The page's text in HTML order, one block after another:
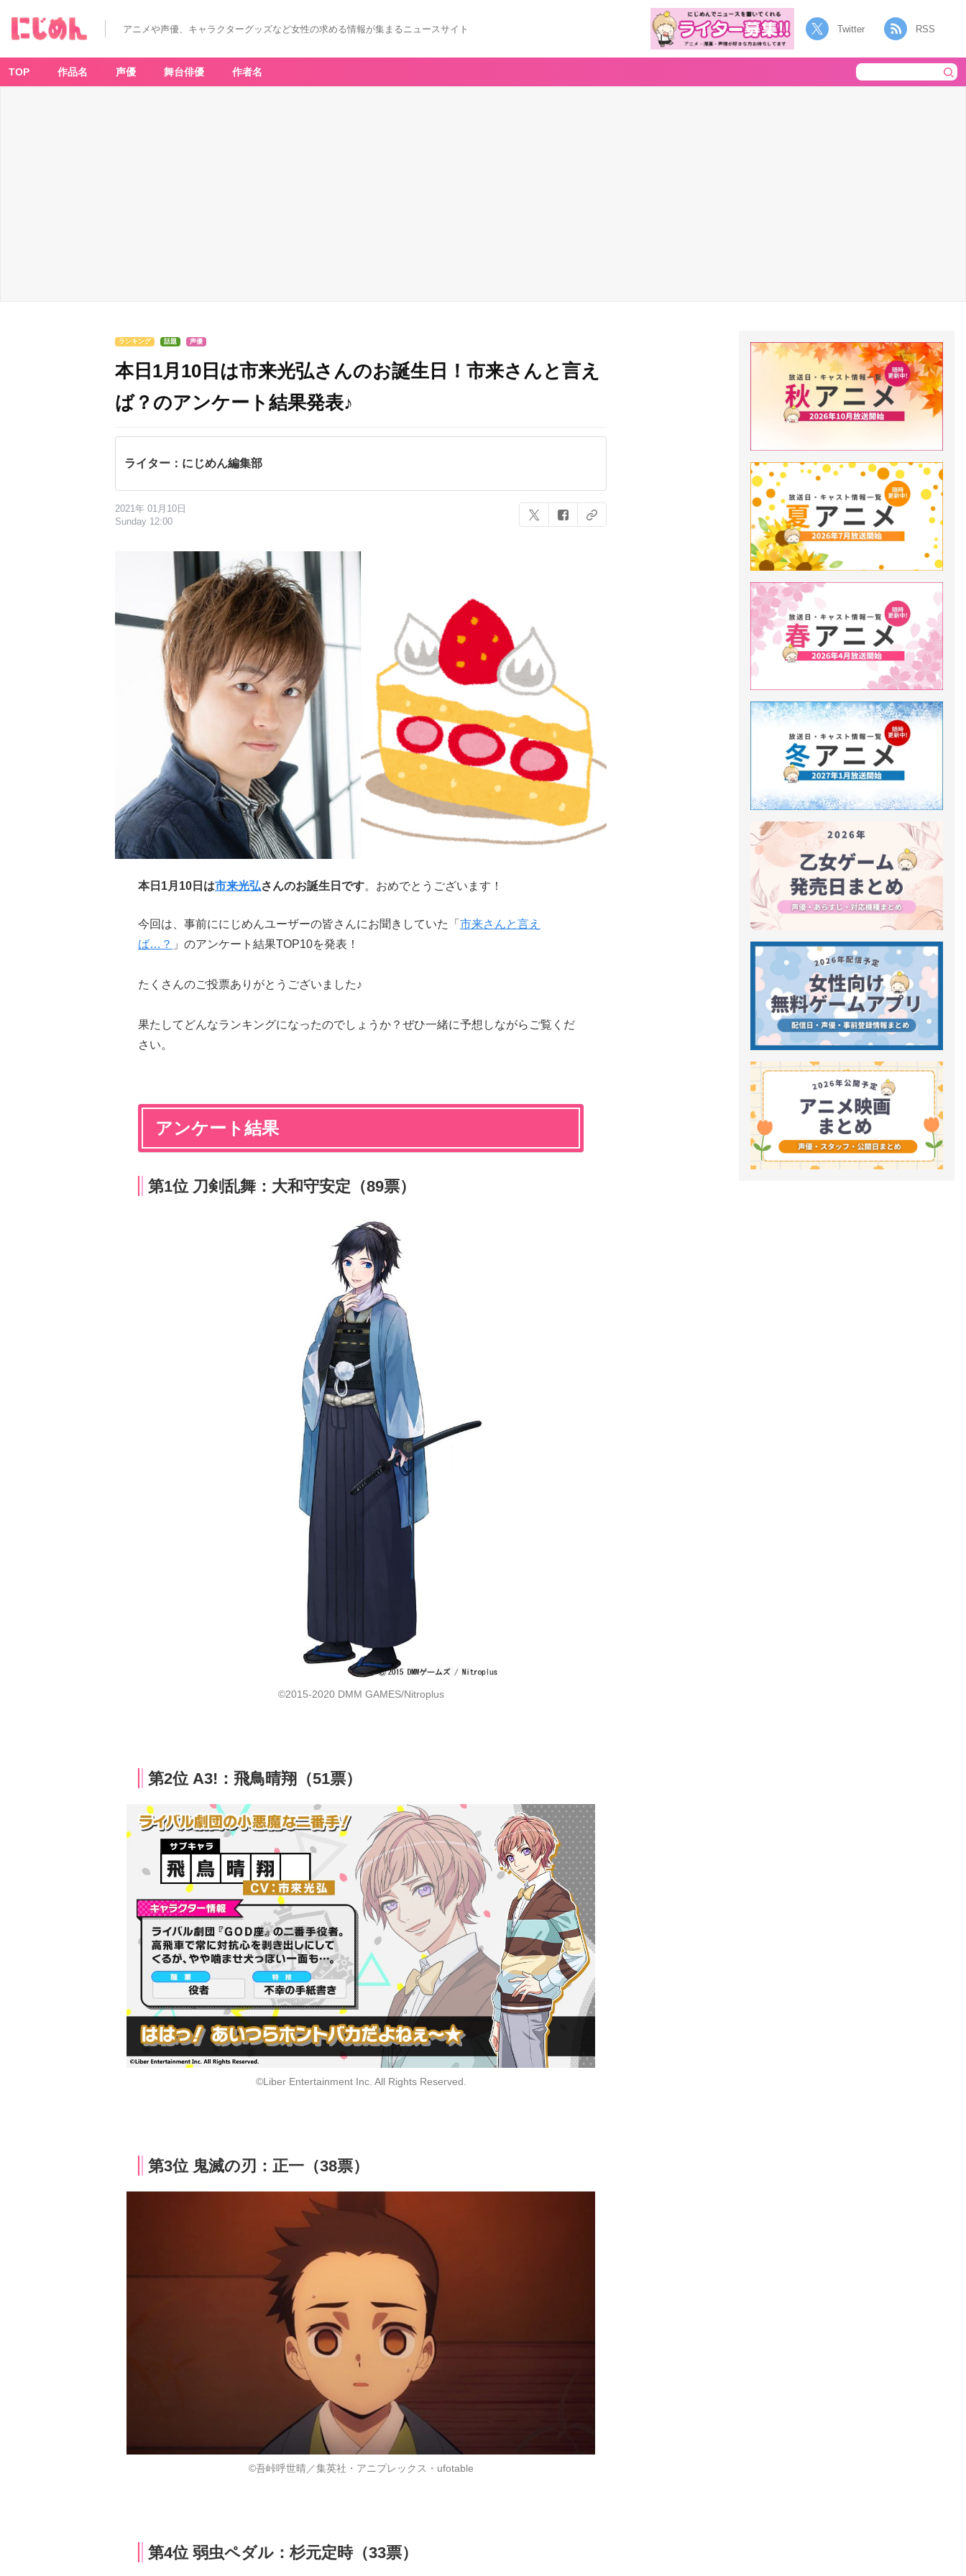
アニメや声優、キャラクターグッズなど女性の求める情報が集まるニュースサイト Twitter RSS
TOP 作品名 声優 舞台俳優 作者名
ランキング 話題 声優
本日1月10日は市来光弘さんのお誕生日！市来さんと言え
ば？のアンケート結果発表♪
ライター：にじめん編集部
2021年 01月10日
Sunday 12:00
本日1月10日は市来光弘さんのお誕生日です。おめでとうございます！
今回は、事前ににじめんユーザーの皆さんにお聞きしていた「 市来さんと言え
ば…？ 」のアンケート結果TOP10を発表！
たくさんのご投票ありがとうございました♪
果たしてどんなランキングになったのでしょうか？ぜひ一緒に予想しながらご覧くだ
さい。
アンケート結果
第1位 刀剣乱舞：大和守安定（89票）
©2015-2020 DMM GAMES/Nitroplus
第2位 A3!：飛鳥晴翔（51票）
©Liber Entertainment Inc. All Rights Reserved.
第3位 鬼滅の刃：正一（38票）
©吾峠呼世晴／集英社・アニプレックス・ufotable
第4位 弱虫ペダル：杉元定時（33票）